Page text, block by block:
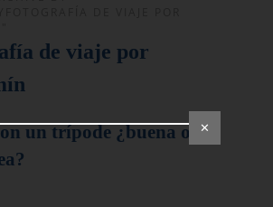
de viaje por
un trípode ¿buena o
✕